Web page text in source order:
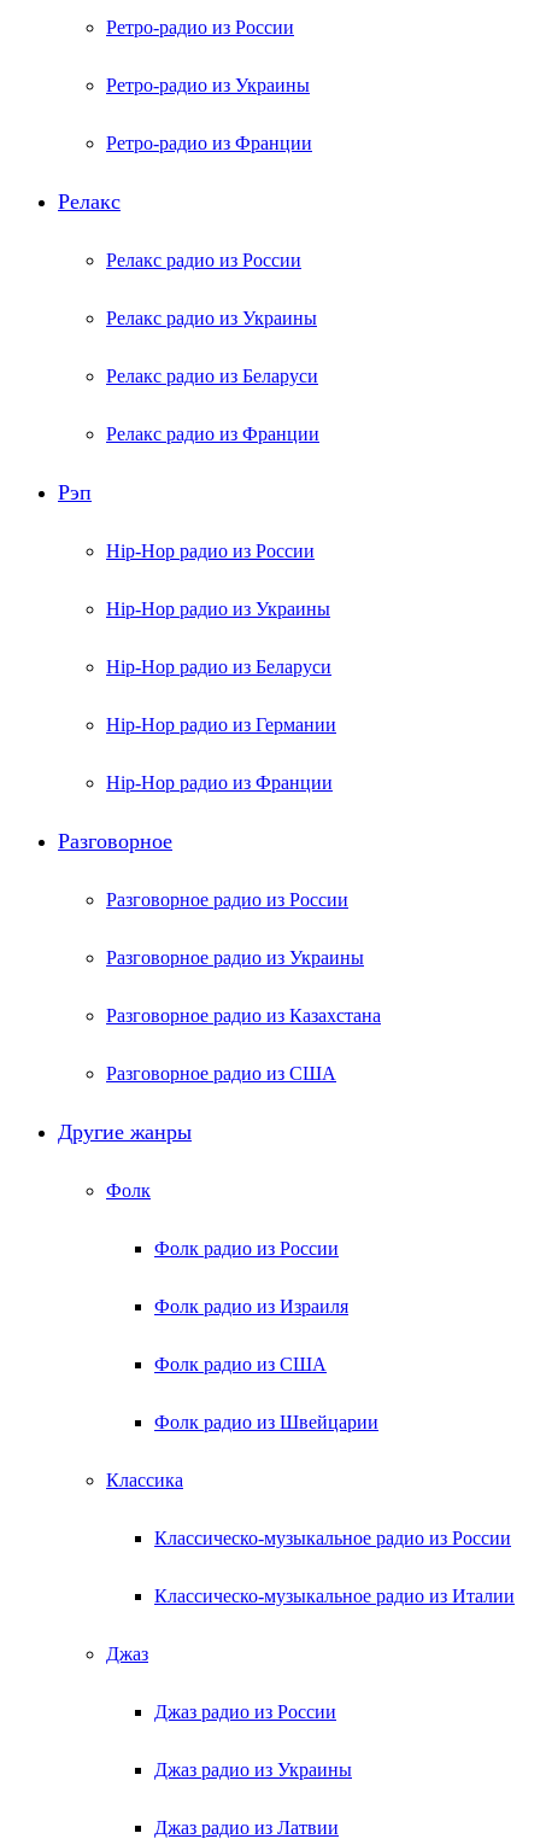
Ретро-радио из России
Ретро-радио из Украины
Ретро-радио из Франции
Релакс
Релакс радио из России
Релакс радио из Украины
Релакс радио из Беларуси
Релакс радио из Франции
Рэп
Hip-Hop радио из России
Hip-Hop радио из Украины
Hip-Hop радио из Беларуси
Hip-Hop радио из Германии
Hip-Hop радио из Франции
Разговорное
Разговорное радио из России
Разговорное радио из Украины
Разговорное радио из Казахстана
Разговорное радио из США
Другие жанры
Фолк
Фолк радио из России
Фолк радио из Израиля
Фолк радио из США
Фолк радио из Швейцарии
Классика
Классическо-музыкальное радио из России
Классическо-музыкальное радио из Италии
Джаз
Джаз радио из России
Джаз радио из Украины
Джаз радио из Латвии